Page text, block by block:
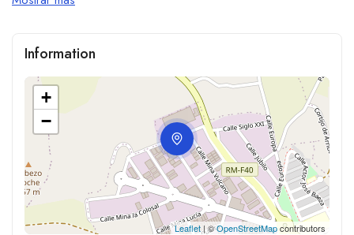
Information
+
−
Leaflet| ©OpenStreetMapcontributors